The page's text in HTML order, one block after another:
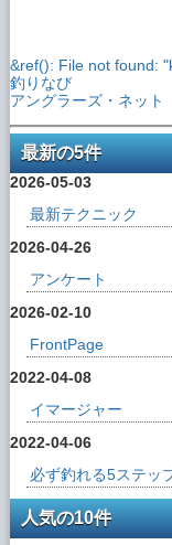
&ref(): File not found:
釣りなび
アングラーズ・ネット
最新の5件
2026-05-03
最新テクニック
2026-04-26
アンケート
2026-02-10
FrontPage
2022-04-08
イマージャー
2022-04-06
必ず釣れる5ステッ
人気の10件